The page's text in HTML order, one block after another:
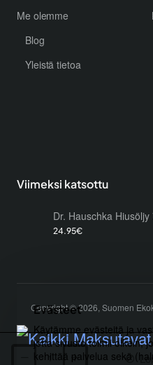
Evästeet
Käytämme evästeitä ja
jotta sivusto toimii oikein,
kehittää palvelua sekä
Me olemme
Blog
Yleistä tietoa
Viimeksi katsottu
Dr. Hauschka Hiusöljy
24.95€
Copyright © 2026, Suomen